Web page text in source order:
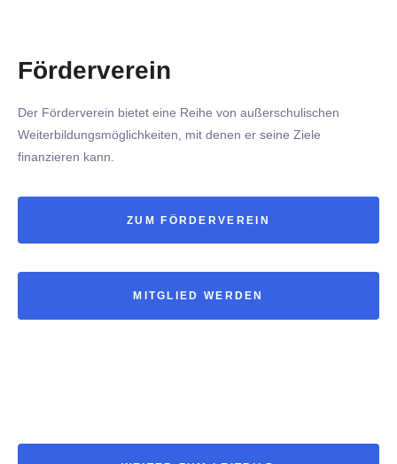
Förderverein
Der Förderverein bietet eine Reihe von außerschulischen
Weiterbildungsmöglichkeiten, mit denen er seine Ziele
finanzieren kann.
ZUM FÖRDERVEREIN
MITGLIED WERDEN